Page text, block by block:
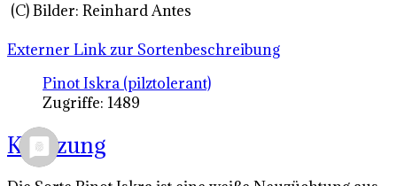
(C) Bilder: Reinhard Antes
Externer Link zur Sortenbeschreibung
Pinot Iskra (pilztolerant)
Zugriffe: 1489
Kreuzung